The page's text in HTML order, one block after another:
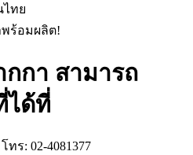
ไทย
พร้อมผลิต!
กา สามารถ
ได้ที่
ทร: 02-4081377